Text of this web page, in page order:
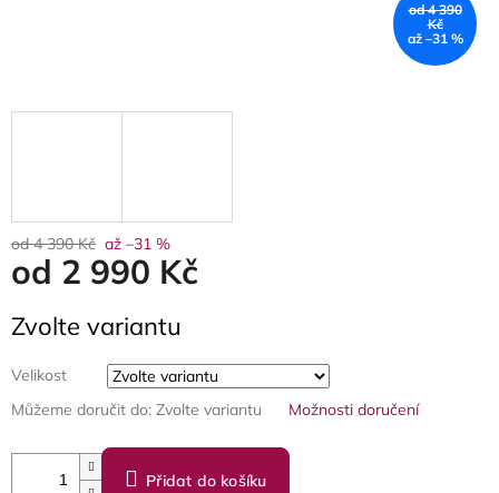
od 4 390
Kč
až –31 %
od 4 390 Kč až –31 %
od 2 990 Kč
cena:
Zvolte variantu
Velikost
Můžeme doručit do: Zvolte variantu Možnosti doručení
Přidat do košíku